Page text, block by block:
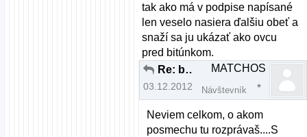
tak ako má v podpise napísané
len veselo nasiera ďalšiu obeť a
snaží sa ju ukázať ako ovcu
pred bitúnkom.
Re: brightness fedora nefunkcne fn klavesy
03.12.2012 | 15:15
MATCHOS
Návštevník
Neviem celkom, o akom
posmechu tu rozprávaš....S